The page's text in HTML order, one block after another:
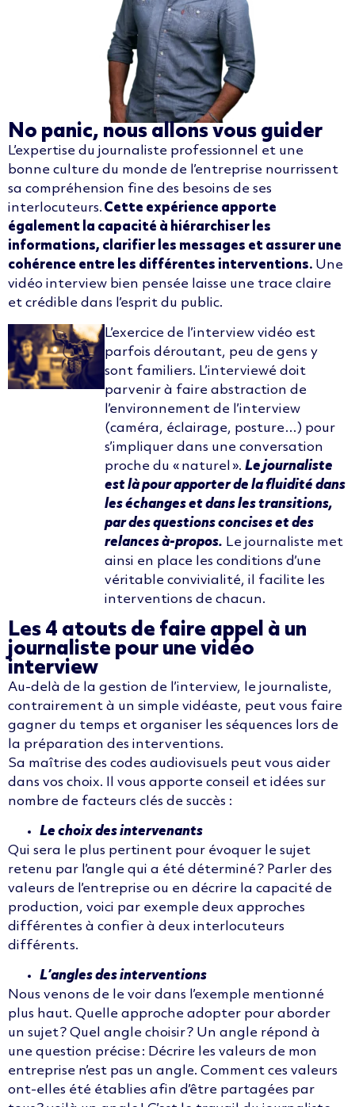
No panic, nous allons vous guider
L’expertise du journaliste professionnel et une
bonne culture du monde de l’entreprise nourrissent
sa compréhension fine des besoins de ses
interlocuteurs. Cette expérience apporte
également la capacité à hiérarchiser les
informations, clarifier les messages et assurer une
cohérence entre les différentes interventions. Une
vidéo interview bien pensée laisse une trace claire
et crédible dans l’esprit du public.
L’exercice de l’interview vidéo est
parfois déroutant, peu de gens y
sont familiers. L’interviewé doit
parvenir à faire abstraction de
l’environnement de l’interview
(caméra, éclairage, posture…) pour
s’impliquer dans une conversation
proche du « naturel ».Le journaliste
est là pour apporter de la fluidité dans
les échanges et dans lestransitions,
par des questions concises et des
relances à-propos. Le journaliste met
ainsi en place les conditions d’une
véritable convivialité, il facilite les
interventions de chacun.
Les 4 atouts de faire appel à un
journaliste pour une vidéo
interview
Au-delà de la gestion de l’interview,
le journaliste,
contrairement à un simple vidéaste, peut vous faire
gagner du temps et organiser les séquences lors de
la préparation des interventions.
Sa maîtrise des codes audiovisuels peut vous aider
dans vos choix. Il vous apporte conseil et idées sur
nombre de facteurs clés de succès :
Le choix des intervenants
Qui sera le plus pertinent pour évoquer le sujet
retenu par l’angle qui a été déterminé ? Parler des
valeurs de l’entreprise ou en décrire la capacité de
production, voici par exemple deux approches
différentes à confier à deux interlocuteurs
différents.
L’angles des interventions
Nous venons de le voir dans l’exemple mentionné
plus haut. Quelle approche adopter pour aborder
un sujet ? Quel angle choisir ? Un angle répond à
une question précise : Décrire les valeurs de mon
entreprise n’est pas un angle. Comment ces valeurs
ont-elles été établies afin d’être partagées par